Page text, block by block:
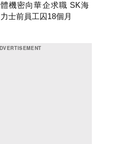
體機密向華企求職 SK海
力士前員工囚18個月